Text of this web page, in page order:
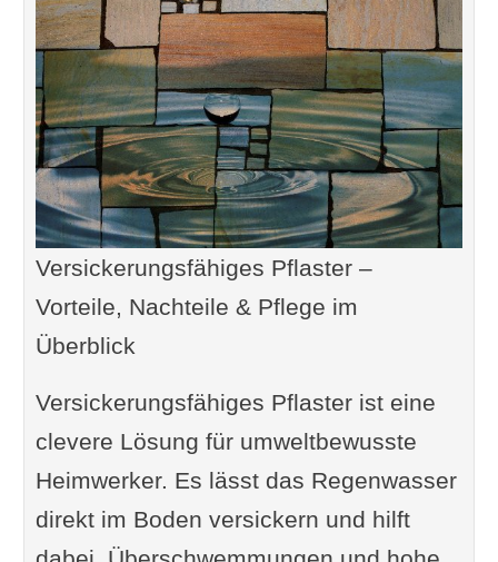
Versickerungsfähiges Pflaster –
Vorteile, Nachteile & Pflege im
Überblick
Versickerungsfähiges Pflaster ist eine
clevere Lösung für umweltbewusste
Heimwerker. Es lässt das Regenwasser
direkt im Boden versickern und hilft